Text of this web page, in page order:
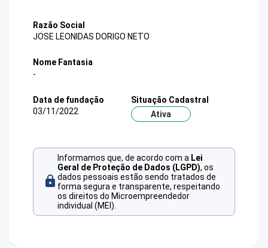
Razão Social
JOSE LEONIDAS DORIGO NETO
Nome Fantasia
-
Data de fundação
03/11/2022
Situação Cadastral
Ativa
Informamos que, de acordo com a Lei
Geral de Proteção de Dados (LGPD), os
dados pessoais estão sendo tratados de
forma segura e transparente, respeitando
os direitos do Microempreendedor
individual (MEI).